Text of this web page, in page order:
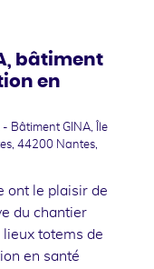
bâtiment
en
Bâtiment GINA, Île
44200 Nantes,
ont le plaisir de
du chantier
lieux totems de
en santé